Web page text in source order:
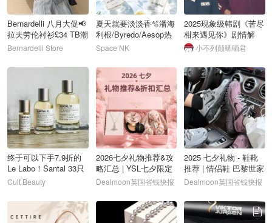
Bernardelli 八月大促📢
拉夫劳伦衬衫£34 TB潮
Tee£198
Bernardelli Store
夏天就要淡淡香🫧潘海
利根/Byredo/Aesop热
门款全参与🌼
Space NK
2025现象级韩剧《苦尽
柑来遇见你》剧情解
析、观看指南及下载途
小不列颠晒晒君
终于可以下手7.9折的
Le Labo！Santal 33只
需£60拿下🚀
Cult Beauty
74
2026七夕礼物推荐&攻
略汇总 | YSL七夕限定
上线
Dealmoon英国省钱快报
75
2025 七夕礼物 - 鞋靴
推荐 | 情侣鞋 巴黎世家
帆布鞋£139
Dealmoon英国省钱快报
78